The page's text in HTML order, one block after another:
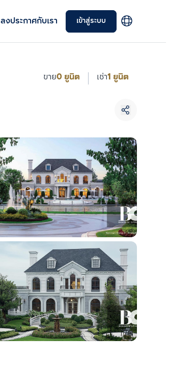
ลงประกาศกับเรา เข้าสู่ระบบ
ขาย0 ยูนิต เช่า1 ยูนิต